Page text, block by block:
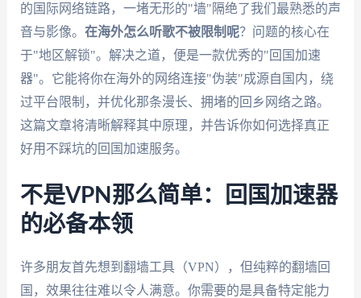
的国际网络链路，一堵无形的"墙"隔绝了我们最熟悉的声
音与影像。 在海外怎么听歌不被限制呢？问题的核心在
于"地区解锁"。解决之道，便是一款优秀的"回国加速
器"。它能将你在海外的网络连接"伪装"成源自国内，绕
过平台限制，并优化那条漫长、拥堵的回乡网络之路。
这篇文章将清晰解释其中原理，并告诉你如何选择真正
好用不踩坑的回国加速服务。
不是VPN那么简单：回国加速器
的必备本领
许多朋友首先想到翻墙工具（VPN），但纯粹的翻墙回
国，效果往往难以令人满意。你需要的是具备特定能力